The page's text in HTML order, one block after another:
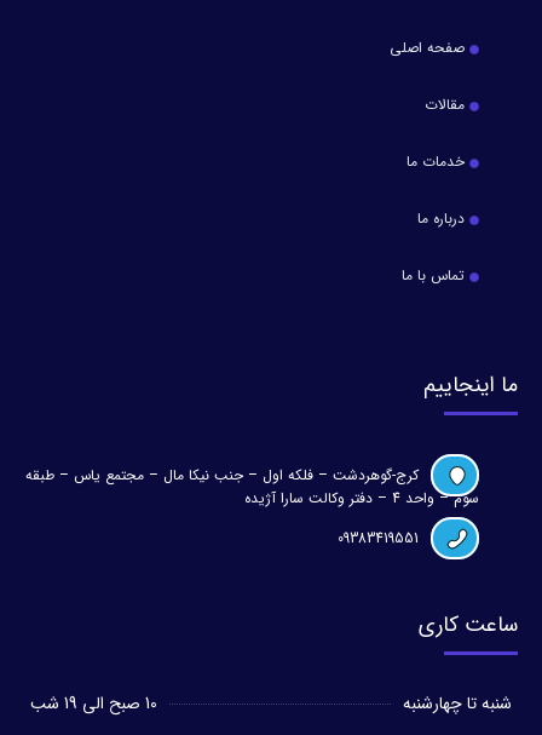
صفحه اصلی
مقالات
خدمات ما
درباره ما
تماس با ما
ما اینجاییم
کرج-گوهردشت – فلکه اول – جنب نیکا مال – مجتمع یاس – طبقه
سوم – واحد 4 – دفتر وکالت سارا آژیده
09383419551
ساعت کاری
شنبه تا چهارشنبه 10 صبح الی 19 شب